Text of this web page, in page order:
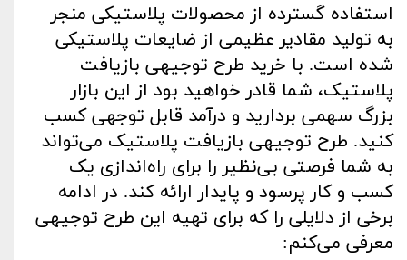
استفاده گسترده از محصولات پلاستیکی منجر
به تولید مقادیر عظیمی از ضایعات پلاستیکی
شده است. با خرید طرح توجیهی بازیافت
پلاستیک، شما قادر خواهید بود از این بازار
بزرگ سهمی بردارید و درآمد قابل توجهی کسب
کنید. طرح توجیهی بازیافت پلاستیک می‌تواند
به شما فرصتی بی‌نظیر را برای راه‌اندازی یک
کسب و کار پرسود و پایدار ارائه کند. در ادامه
برخی از دلایلی را که برای تهیه این طرح توجیهی
معرفی می‌کنم: